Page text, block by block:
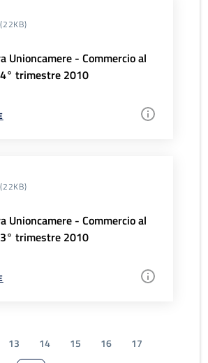
(22KB)
Unioncamere - Commercio al
trimestre 2010
(22KB)
Unioncamere - Commercio al
trimestre 2010
13 14 15 16
17